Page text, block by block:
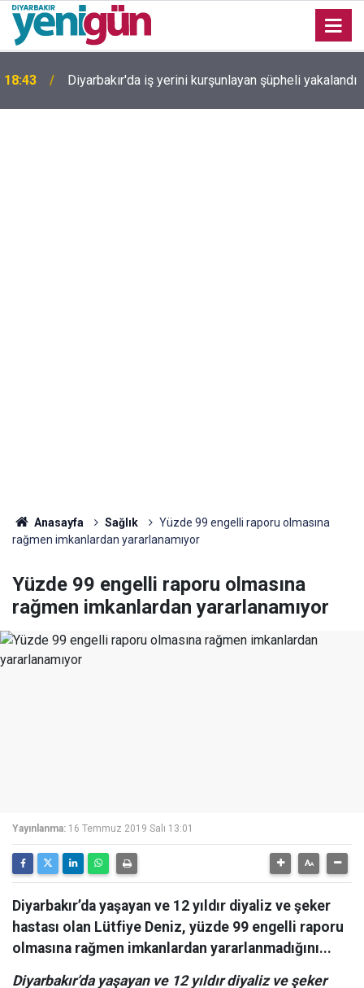
18:22
değerlendirmesi: Tek başına barışı sağlayamıyor
Anasayfa Sağlık
Yüzde 99 engelli raporu olmasına
rağmen imkanlardan yararlanamıyor
Yüzde 99 engelli raporu olmasına
rağmen imkanlardan yararlanamıyor
Yayınlanma: 16 Temmuz 2019 Salı 13:01
Diyarbakır’da yaşayan ve 12 yıldır diyaliz ve şeker
hastası olan Lütfiye Deniz, yüzde 99 engelli raporu
olmasına rağmen imkanlardan yararlanmadığını...
Diyarbakır’da yaşayan ve 12 yıldır diyaliz ve şeker